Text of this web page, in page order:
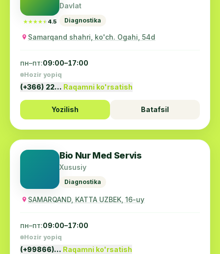
★★★★★
★★★★★ 4.5
Davlat
Diagnostika
Samarqand shahri, ko'ch. Ogahi, 54d
пн–пт:09:00–17:00
Hozir yopiq
(+366) 22… Raqamni ko'rsatish
Yozilish Batafsil
Bio Nur Med Servis
Xususiy
Diagnostika
SAMARQAND, KATTA UZBEK, 16-uy
пн–пт:09:00–17:00
Hozir yopiq
(+99866)… Raqamni ko'rsatish